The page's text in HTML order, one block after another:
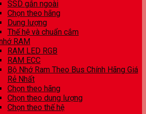
SSD gắn ngoài
Chọn theo hãng
Dung lượng
Thế hệ và chuẩn cắm
RAM
RAM LED RGB
RAM ECC
Bộ Nhớ Ram Theo Bus Chính Hãng Giá
Rẻ Nhất
Chọn theo hãng
Chọn theo dung lượng
Chọn theo thế hệ